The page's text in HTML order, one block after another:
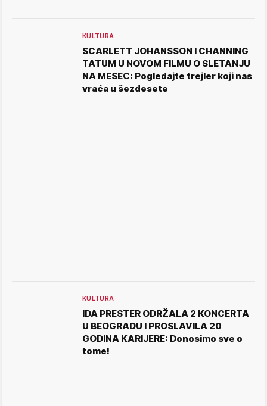
KULTURA
SCARLETT JOHANSSON I CHANNING
TATUM U NOVOM FILMU O SLETANJU
NA MESEC: Pogledajte trejler koji nas
vraća u šezdesete
KULTURA
IDA PRESTER ODRŽALA 2 KONCERTA
U BEOGRADU I PROSLAVILA 20
GODINA KARIJERE: Donosimo sve o
tome!